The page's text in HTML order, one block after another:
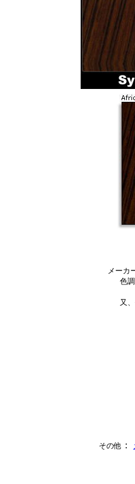
メーカ
色
又
その他 ：
デュランゴ_クローム/ステンレス・ダ
・チャージャー_クローム/ステンレス
グランドチェロキー_クローム/ステン
タンドラ_クローム/ステンレス_パー
サーフ_クローム/ステンレス_パーツ・
クローム/ステンレス_パーツ・カムリ
ステンレス_パーツ・ランドクルーザ
ステンレス_パーツ・カローラ_クロー
■レクサス：ＩＳ_２５０/３５０_クロ
/ステンレス_パーツ・ＧＸ_カスタム_
ＧＳ４６０_クローム/ステンレス■シ
ステンレス_パーツ・アバランチ_クロ
ＣＴＳ-Ｖ_クローム/ステンレス・ＣＴ
ドゥビル_クローム/ステンレス・セビ
クローム/ステンレス■リンカーン：ナ
クロームパーツ■ニッサン：ムラーノ_
・テラノ_クローム/ステンレス_パー
Ｍ３５_クローム/ステンレス_パーツ